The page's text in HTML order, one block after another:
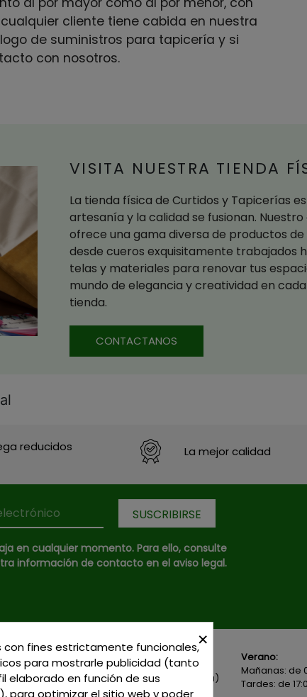
cliente tiene cabida en nuestra
de suministros para tapicería y si
con nosotros.
VISITA NUESTRA TIENDA
artesanía y la calidad se fusionan.
ofrece una gama diversa de productos de
desde cueros exquisitamente trabajados
telas y materiales para renovar tus
mundo de elegancia y creatividad en
tienda.
CONTACTANOS
información de contacto en el aviso legal.
C/ Delgadillo Nº 7 - Local 1 - 45600
Talavera de la Reina - Toledo - (España)
Llamadnos:+34 925 82 02 19o625 654
Mañanas: de
Tardes: de
×
fines estrictamente funcionales,
para mostrarle publicidad (tanto
elaborado en función de sus